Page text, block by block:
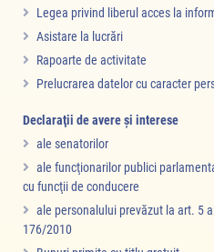
Legea privind liberul acces la
Asistare la lucrări
Rapoarte de activitate
Prelucrarea datelor cu caracter
Declaraţii de avere şi interese
ale senatorilor
ale funcţionarilor publici
cu funcţii de conducere
ale personalului prevăzut la art. 5
176/2010